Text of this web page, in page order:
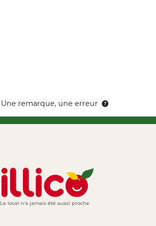
Une remarque, une erreur
Le local n'a jamais été aussi proche